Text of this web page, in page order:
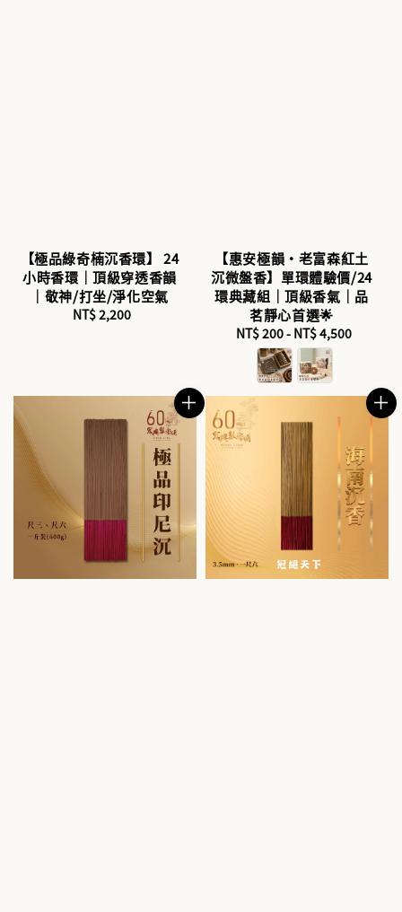
【極品綠奇楠沉香環】 24
小時香環｜頂級穿透香韻
｜敬神/打坐/淨化空氣
Regular
NT$ 2,200
【惠安極韻・老富森紅土
沉微盤香】單環體驗價/24
環典藏組｜頂級香氣｜品
茗靜心首選🌟
Regular
price
NT$ 200- NT$ 4,500